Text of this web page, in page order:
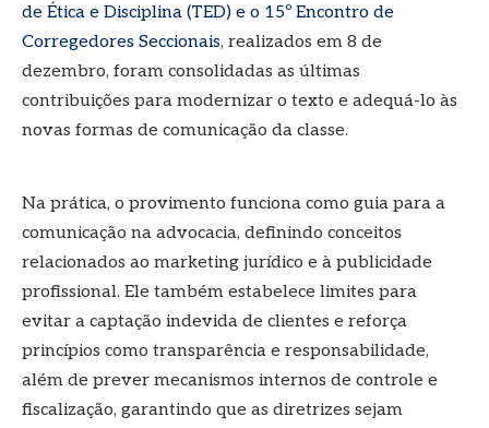
de Ética e Disciplina (TED) e o 15º Encontro de
Corregedores Seccionais, realizados em 8 de
dezembro, foram consolidadas as últimas
contribuições para modernizar o texto e adequá-lo às
novas formas de comunicação da classe.
Na prática, o provimento funciona como guia para a
comunicação na advocacia, definindo conceitos
relacionados ao marketing jurídico e à publicidade
profissional. Ele também estabelece limites para
evitar a captação indevida de clientes e reforça
princípios como transparência e responsabilidade,
além de prever mecanismos internos de controle e
fiscalização, garantindo que as diretrizes sejam